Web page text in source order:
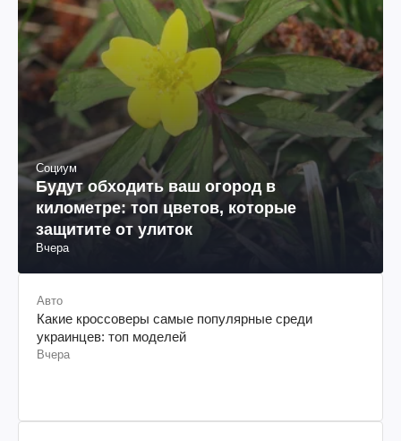
Социум
Будут обходить ваш огород в
километре: топ цветов, которые
защитите от улиток
Вчера
Авто
Какие кроссоверы самые популярные среди
украинцев: топ моделей
Вчера